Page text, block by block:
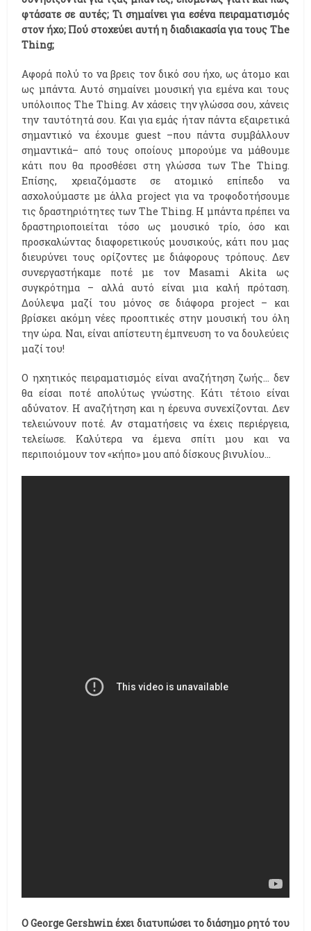
φτάσατε σε αυτές; Τι σημαίνει για εσένα πειραματισμός
στον ήχο; Πού στοχεύει αυτή η διαδιακασία για τους The
Thing;
Αφορά πολύ το να βρεις τον δικό σου ήχο, ως άτομο και
ως μπάντα. Αυτό σημαίνει μουσική για εμένα και τους
υπόλοιπος The Thing. Aν χάσεις την γλώσσα σου, χάνεις
την ταυτότητά σου. Και για εμάς ήταν πάντα εξαιρετικά
σημαντικό να έχουμε guest –που πάντα συμβάλλουν
σημαντικά– από τους οποίους μπορούμε να μάθουμε
κάτι που θα προσθέσει στη γλώσσα των The Thing.
Επίσης, χρειαζόμαστε σε ατομικό επίπεδο να
ασχολούμαστε με άλλα project για να τροφοδοτήσουμε
τις δραστηριότητες των The Thing. Η μπάντα πρέπει να
δραστηριοποιείται τόσο ως μουσικό τρίο, όσο και
προσκαλώντας διαφορετικούς μουσικούς, κάτι που μας
διευρύνει τους ορίζοντες με διάφορους τρόπους. Δεν
συνεργαστήκαμε ποτέ με τον Masami Akita ως
συγκρότημα – αλλά αυτό είναι μια καλή πρόταση.
Δούλεψα μαζί του μόνος σε διάφορα project – και
βρίσκει ακόμη νέες προοπτικές στην μουσική του όλη
την ώρα. Ναι, είναι απίστευτη έμπνευση το να δουλεύεις
μαζί του!
Ο ηχητικός πειραματισμός είναι αναζήτηση ζωής… δεν
θα είσαι ποτέ απολύτως γνώστης. Κάτι τέτοιο είναι
αδύνατον. Η αναζήτηση και η έρευνα συνεχίζονται. Δεν
τελειώνουν ποτέ. Αν σταματήσεις να έχεις περιέργεια,
τελείωσε. Καλύτερα να έμενα σπίτι μου και να
περιποιόμουν τον «κήπο» μου από δίσκους βινυλίου…
Ο George Gershwin έχει διατυπώσει το διάσημο ρητό του